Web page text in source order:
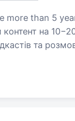
Шукаю контент
на
та